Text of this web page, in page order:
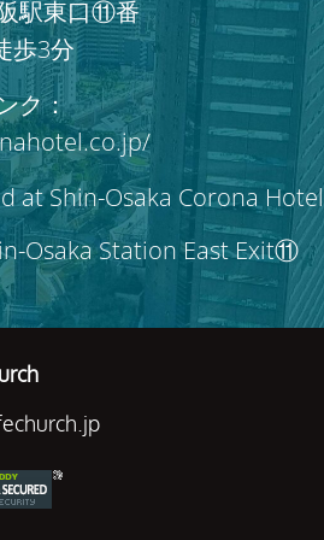
駅東口⑪番
歩3分
ク：
at Shin-Osaka Corona Hotel
Osaka Station East Exit⑪